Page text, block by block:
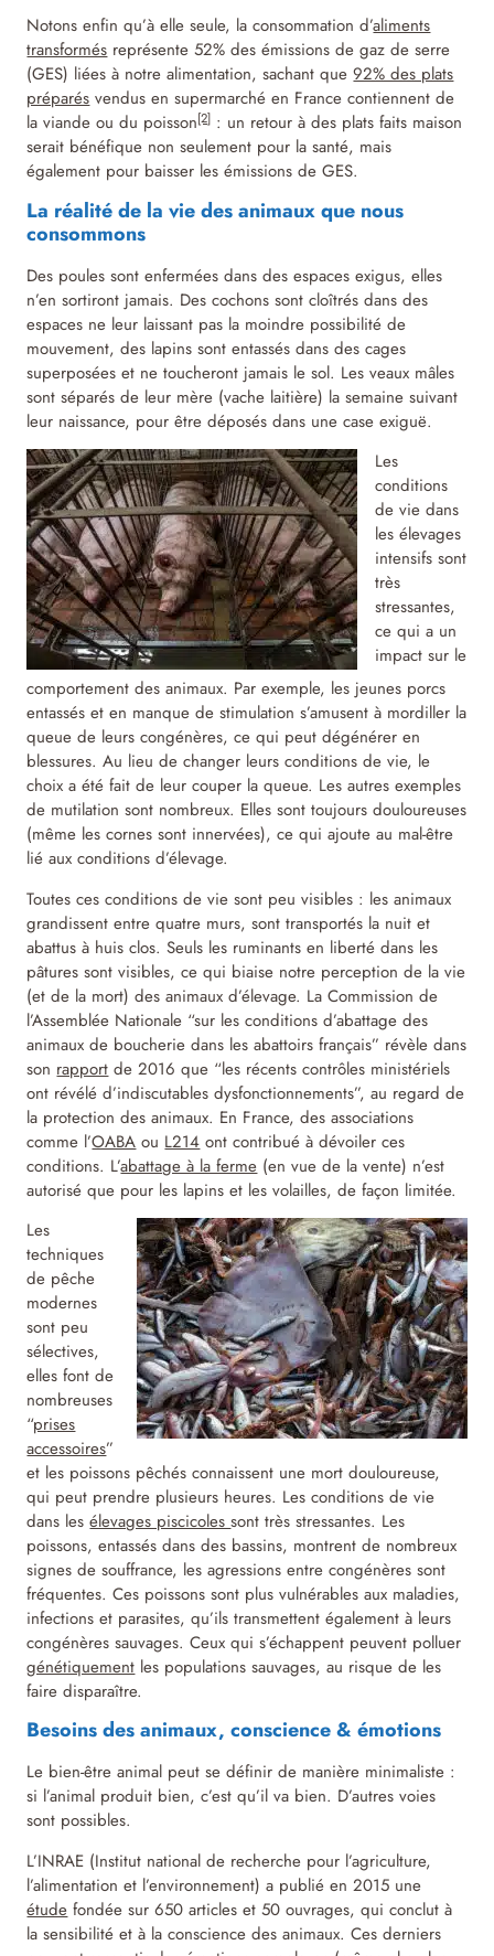
Notons enfin qu’à elle seule, la consommation d’aliments
transformésreprésente 52% des émissions de gaz de serre
(GES) liées à notre alimentation, sachant que92% des plats
préparésvendus en supermarché en France contiennent de
la viande ou du poisson[2] : un retour à des plats faits maison
serait bénéfique non seulement pour la santé, mais
également pour baisser les émissions de GES.
La réalité de la vie des animaux que nous
consommons
Des poules sont enfermées dans des espaces exigus, elles
n’en sortiront jamais. Des cochons sont cloîtrés dans des
espaces ne leur laissant pas la moindre possibilité de
mouvement, des lapins sont entassés dans des cages
superposées et ne toucheront jamais le sol. Les veaux mâles
sont séparés de leur mère (vache laitière) la semaine suivant
leur naissance, pour être déposés dans une case exiguë.
Les
conditions
de vie dans
les élevages
intensifs sont
très
stressantes,
ce qui a un
impact sur le
comportement des animaux. Par exemple, les jeunes porcs
entassés et en manque de stimulation s’amusent à mordiller la
queue de leurs congénères, ce qui peut dégénérer en
blessures. Au lieu de changer leurs conditions de vie, le
choix a été fait de leur couper la queue. Les autres exemples
de mutilation sont nombreux. Elles sont toujours douloureuses
(même les cornes sont innervées), ce qui ajoute au mal-être
lié aux conditions d’élevage.
Toutes ces conditions de vie sont peu visibles : les animaux
grandissent entre quatre murs, sont transportés la nuit et
abattus à huis clos. Seuls les ruminants en liberté dans les
pâtures sont visibles, ce qui biaise notre perception de la vie
(et de la mort) des animaux d’élevage. La Commission de
l’Assemblée Nationale “sur les conditions d’abattage des
animaux de boucherie dans les abattoirs français” révèle dans
son rapport de 2016 que “les récents contrôles ministériels
ont révélé d’indiscutables dysfonctionnements”, au regard de
la protection des animaux. En France, des associations
comme l’OABA ou L214 ont contribué à dévoiler ces
conditions. L’abattage à la ferme (en vue de la vente) n’est
autorisé que pour les lapins et les volailles, de façon limitée.
Les
techniques
de pêche
modernes
sont peu
sélectives,
elles font de
nombreuses
“prises
accessoires”
et les poissons pêchés connaissent une mort douloureuse,
qui peut prendre plusieurs heures. Les conditions de vie
dans lesélevages piscicolessont très stressantes. Les
poissons, entassés dans des bassins, montrent de nombreux
signes de souffrance, les agressions entre congénères sont
fréquentes. Ces poissons sont plus vulnérables aux maladies,
infections et parasites, qu’ils transmettent également à leurs
congénères sauvages. Ceux qui s’échappent peuvent polluer
génétiquement les populations sauvages, au risque de les
faire disparaître.
Besoins des animaux, conscience & émotions
Le bien-être animal peut se définir de manière minimaliste :
si l’animal produit bien, c’est qu’il va bien. D’autres voies
sont possibles.
L’INRAE (Institut national de recherche pour l’agriculture,
l’alimentation et l’environnement) a publié en 2015 une
étude fondée sur 650 articles et 50 ouvrages, qui conclut à
la sensibilité et à la conscience des animaux. Ces derniers